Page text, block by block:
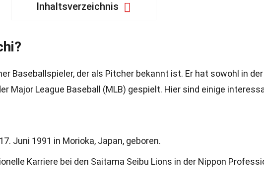
Inhaltsverzeichnis
Baseballspieler, der als Pitcher bekannt ist. Er hat sowohl in der
Major League Baseball (MLB) gespielt. Hier sind einige
Juni 1991 in Morioka, Japan, geboren.
Karriere bei den Saitama Seibu Lions in der Nippon